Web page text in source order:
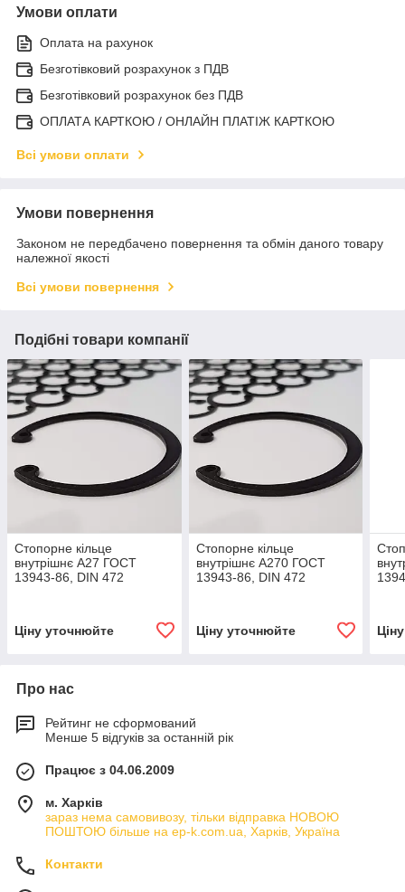
Умови оплати
Оплата на рахунок
Безготівковий розрахунок з ПДВ
Безготівковий розрахунок без ПДВ
ОПЛАТА КАРТКОЮ / ОНЛАЙН ПЛАТІЖ КАРТКОЮ
Всі умови оплати
Умови повернення
Законом не передбачено повернення та обмін даного товару
належної якості
Всі умови повернення
Подібні товари компанії
Стопорне кільце
внутрішнє А27 ГОСТ
13943-86, DIN 472
Ціну уточнюйте
Стопорне кільце
внутрішнє А270 ГОСТ
13943-86, DIN 472
Ціну уточнюйте
Про нас
Рейтинг не сформований
Менше 5 відгуків за останній рік
Працює з 04.06.2009
м. Харків
зараз нема самовивозу, тільки відправка НОВОЮ
ПОШТОЮ більше на ep-k.com.ua, Харків, Україна
Контакти